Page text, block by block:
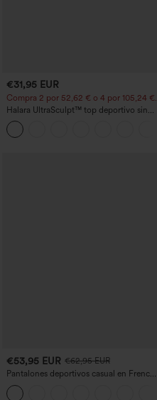
€31,95 EUR
Compra 2 por 52,62 € o 4 por 105,24 €.
Halara UltraSculpt™ top deportivo sin
mangas con escote redondo y bajo
curvo
€53,95 EUR €62,95 EUR
Pantalones deportivos casual en French
terry con estampado denim, tiro medio,
estilo jeans y bolsillos